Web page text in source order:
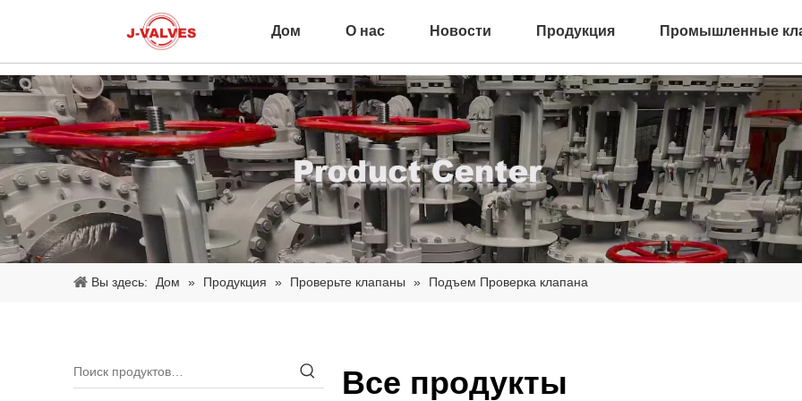
Дом О нас Новости Продукция Промышленные
Вы здесь: Дом » Продукция » Проверьте клапаны » Подъем Проверка клапана
Все продукты